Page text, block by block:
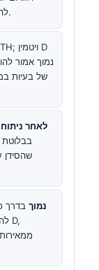
להשתפר כאשר מתקנים את רמת המגנזיום.
של בעיות
PTH לאחר ניתוח
בבלוטת
סידן גבוה עם PTH נמוך בדרך